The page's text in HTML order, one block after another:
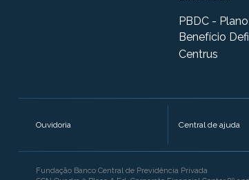
PBDC -
Benefício
Centrus
Ouvidoria Central de ajuda
Fundação Banco Central de Previdência Privada